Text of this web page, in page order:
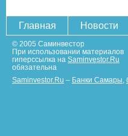
Главная Новости
© 2005 Саминвестор
При использовании материалов
гиперссылка на Saminvestor.Ru
обязательна
Saminvestor.Ru – Банки Самары